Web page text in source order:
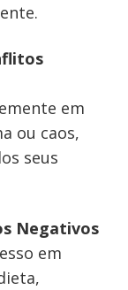
em
ou caos,
seus
Negativos
em